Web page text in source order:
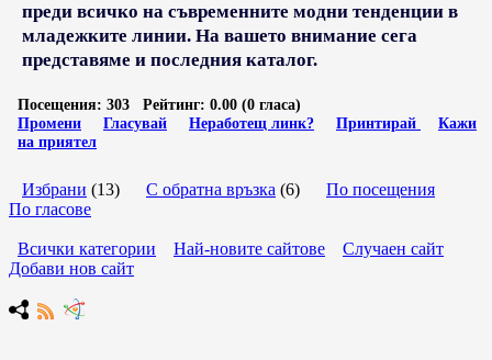
преди всичко на съвременните модни тенденции в
младежките линии. На вашето внимание сега
представяме и последния каталог.
Посещения: 303 Рейтинг: 0.00 (0 гласа)
Промени
Гласувай Неработещ линк? Принтирай
Кажи
на приятел
Избрани (13) С обратна връзка (6) По посещения
По гласове
Всички категории Най-новите сайтове
Случаен сайт
Добави нов сайт